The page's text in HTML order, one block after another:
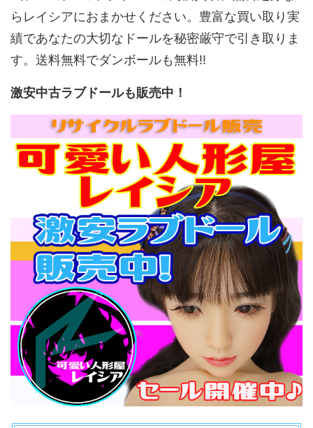
らレイシアにおまかせください。豊富な買い取り実
績であなたの大切なドールを秘密厳守で引き取りま
す。送料無料でダンボールも無料!!
激安中古ラブドールも販売中！